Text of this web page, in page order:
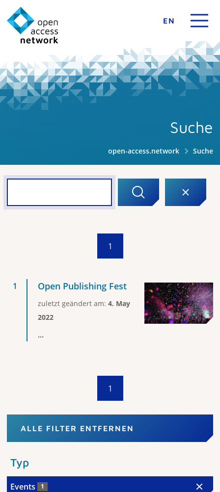
EN
Suche
open-access.network Suche
1
Open Publishing Fest
zuletzt geändert am: 4. May
2022
...
1
ALLE FILTER ENTFERNEN
Typ
Events 1